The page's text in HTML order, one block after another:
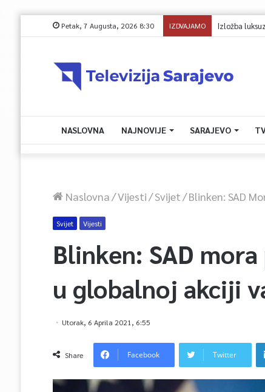
Petak, 7 Augusta, 2026 8:30 IZDVAJAMO Avdić za
NASLOVNA NAJNOVIJE SARAJEVO
Naslovna/Vijesti/Svijet/Blinken: SAD
Svijet Vijesti
Blinken: SAD
u globalnoj akciji
Utorak, 6 Aprila 2021, 6:55
Share Facebook Twitter